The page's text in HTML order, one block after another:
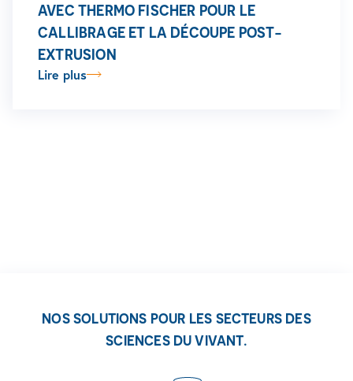
AVEC THERMO FISCHER POUR LE
CALLIBRAGE ET LA DÉCOUPE POST-
EXTRUSION
Lire plus
NOS SOLUTIONS POUR LES SECTEURS DES
SCIENCES DU VIVANT.